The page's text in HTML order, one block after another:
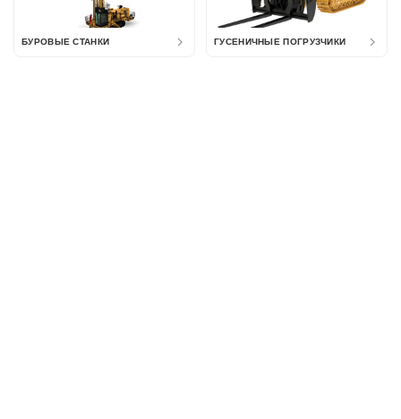
БУРОВЫЕ СТАНКИ ГУСЕНИЧНЫЕ ПОГРУЗЧИКИ